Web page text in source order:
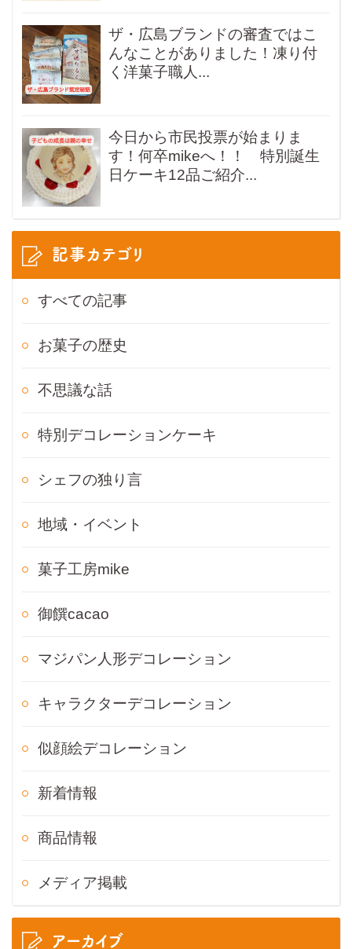
ザ・広島ブランドの審査ではこ
んなことがありました！凍り付
く洋菓子職人...
今日から市民投票が始まりま
す！何卒mikeへ！！ 特別誕生
日ケーキ12品ご紹介...
記事カテゴリ
すべての記事
お菓子の歴史
不思議な話
特別デコレーションケーキ
シェフの独り言
地域・イベント
菓子工房mike
御饌cacao
マジパン人形デコレーション
キャラクターデコレーション
似顔絵デコレーション
新着情報
商品情報
メディア掲載
アーカイブ